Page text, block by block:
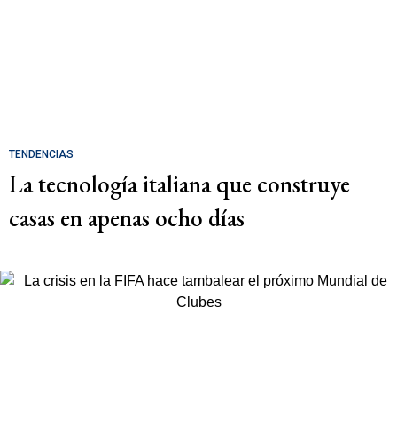
TENDENCIAS
La tecnología italiana que construye
casas en apenas ocho días